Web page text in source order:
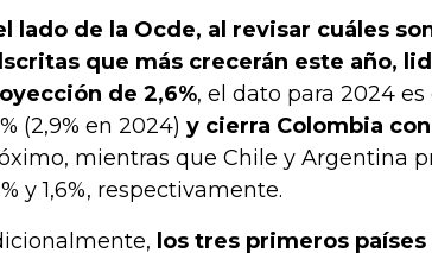
lado de la Ocde, al revisar cuáles
que más crecerán este año,
de 2,6%, el dato para 2024 es
(2,9% en 2024) y cierra Colombia con
mientras que Chile y Argentina
y 1,6%, respectivamente.
los tres primeros